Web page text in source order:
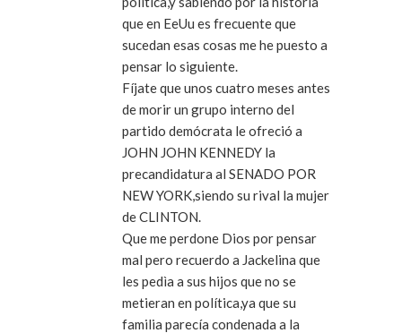
que en EeUu es frecuente que
sucedan esas cosas me he puesto a
pensar lo siguiente.
Fíjate que unos cuatro meses antes
de morir un grupo interno del
partido demócrata le ofreció a
JOHN JOHN KENNEDY la
precandidatura al SENADO POR
NEW YORK,siendo su rival la mujer
de CLINTON.
Que me perdone Dios por pensar
mal pero recuerdo a Jackelina que
les pedìa a sus hijos que no se
metieran en política,ya que su
familia parecía condenada a la